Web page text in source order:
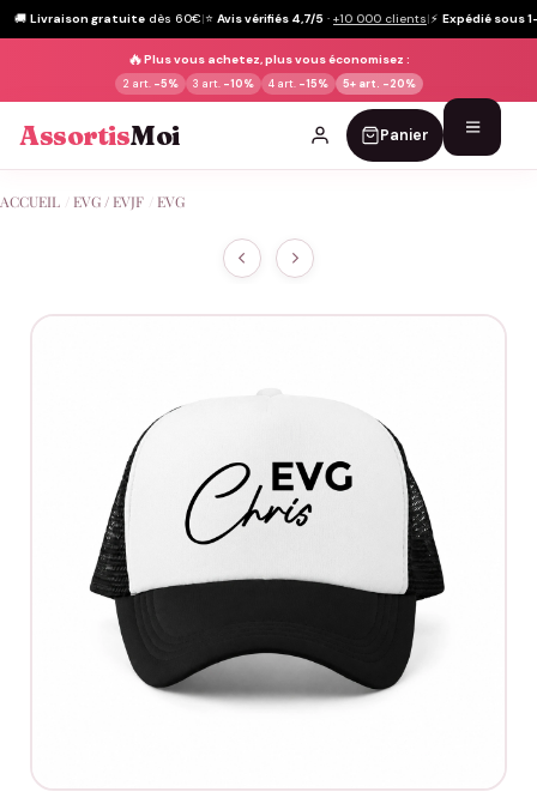
🚚 Livraison gratuite dès 60€|⭐ Avis vérifiés 4,7/5 · +10 000 clients|⚡ Expédié sous
🔥Plus vous achetez, plus vous économisez :
2 art. -5% 3 art. -10% 4 art. -15% 5+ art. -20%
AssortisMoi Panier
au
ACCUEIL EVG / EVJF EVG